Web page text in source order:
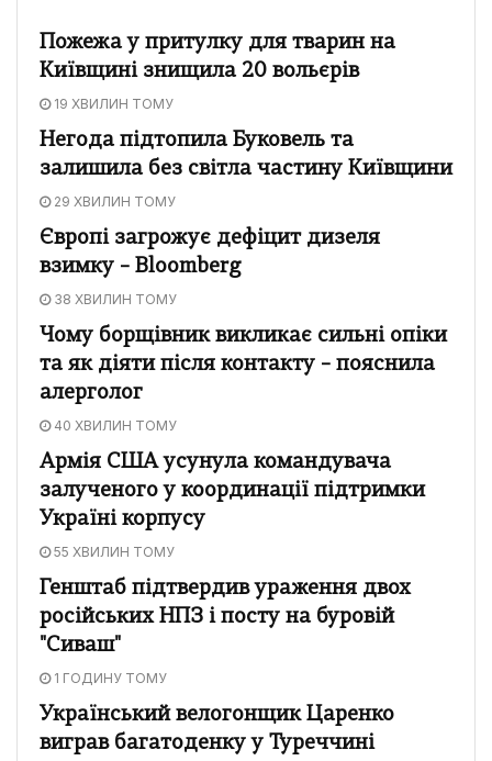
Пожежа у притулку для тварин на
Київщині знищила 20 вольєрів
19 ХВИЛИН ТОМУ
Негода підтопила Буковель та
залишила без світла частину Київщини
29 ХВИЛИН ТОМУ
Європі загрожує дефіцит дизеля
взимку – Bloomberg
38 ХВИЛИН ТОМУ
Чому борщівник викликає сильні опіки
та як діяти після контакту – пояснила
алерголог
40 ХВИЛИН ТОМУ
Армія США усунула командувача
залученого у координації підтримки
Україні корпусу
55 ХВИЛИН ТОМУ
Генштаб підтвердив ураження двох
російських НПЗ і посту на буровій
"Сиваш"
1 ГОДИНУ ТОМУ
Український велогонщик Царенко
виграв багатоденку у Туреччині